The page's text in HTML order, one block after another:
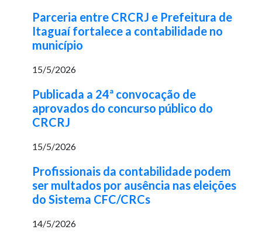
Parceria entre CRCRJ e Prefeitura de
Itaguaí fortalece a contabilidade no
município
15/5/2026
Publicada a 24ª convocação de
aprovados do concurso público do
CRCRJ
15/5/2026
Profissionais da contabilidade podem
ser multados por ausência nas eleições
do Sistema CFC/CRCs
14/5/2026